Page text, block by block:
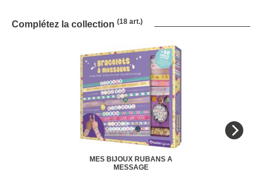
Complétez la collection (18 art.)
MES BIJOUX RUBANS A
MESSAGE